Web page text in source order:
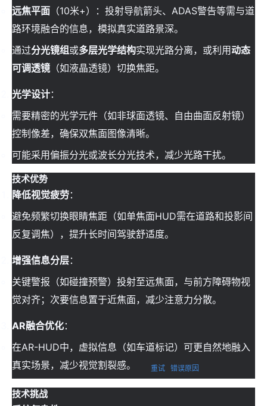
远焦平面 （10米+）：投射导航箭头、ADAS警告等需与道
路环境融合的信息，模拟真实道路景深。
通过分光镜组或多层光学结构实现光路分离，或利用动态
可调透镜 （如液晶透镜）切换焦距。
光学设计：
需要精密的光学元件（如非球面透镜、自由曲面反射镜）
控制像差，确保双焦面图像清晰。
可能采用偏振分光或波长分光技术，减少光路干扰。
技术优势
降低视觉疲劳：
避免频繁切换眼睛焦距（如单焦面HUD需在道路和投影间
反复调焦），提升长时间驾驶舒适度。
增强信息分层：
关键警报（如碰撞预警）投射至远焦面，与前方障碍物视
觉对齐；次要信息置于近焦面，减少注意力分散。
AR融合优化：
在AR-HUD中，虚拟信息（如车道标记）可更自然地融入
真实场景，减少视觉割裂感。
重试 错误原因
技术挑战